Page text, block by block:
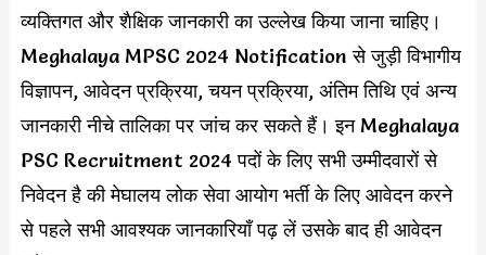
व्यक्तिगत और शैक्षिक जानकारी का उल्लेख किया जाना चाहिए।
Meghalaya MPSC 2024 Notification से जुड़ी विभागीय
विज्ञापन, आवेदन प्रक्रिया, चयन प्रक्रिया, अंतिम तिथि एवं अन्य
जानकारी नीचे तालिका पर जांच कर सकते हैं। इन Meghalaya
PSC Recruitment 2024 पदों के लिए सभी उम्मीदवारों से
निवेदन है की मेघालय लोक सेवा आयोग भर्ती के लिए आवेदन करने
से पहले सभी आवश्यक जानकारियाँ पढ़ लें उसके बाद ही आवेदन